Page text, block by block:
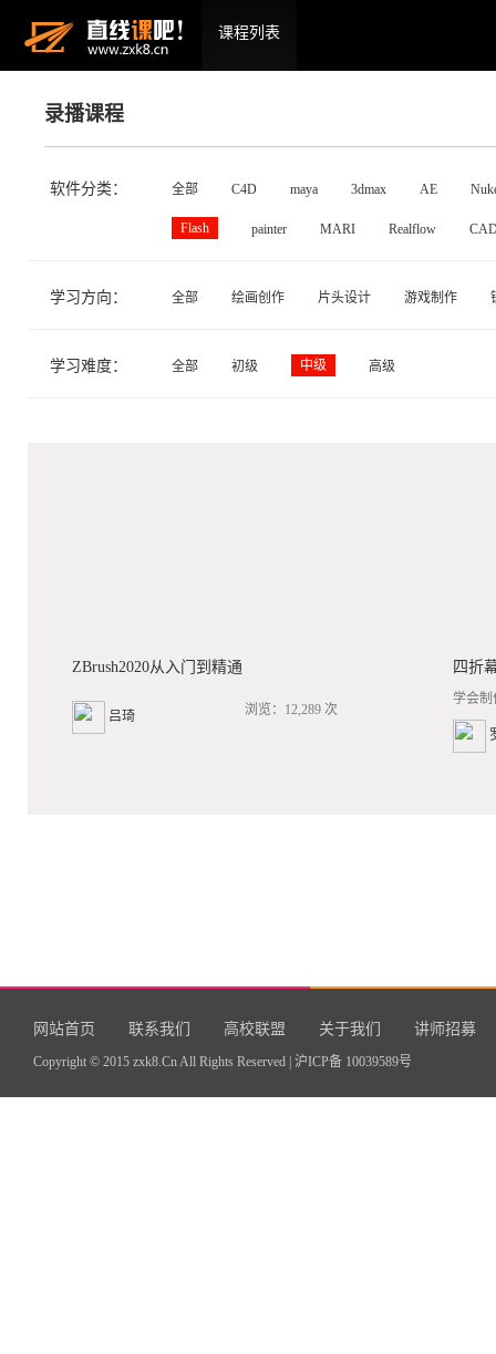
课程列表
录播课程
软件分类： 全部 C4D maya 3dmax AE
Flash painter MARI Realflow
学习方向： 全部 绘画创作 片头设计 游戏制作
学习难度： 全部 初级 中级 高级
ZBrush2020从入门到精通
吕琦 浏览：12,289 次
四折
学会制
网站首页 联系我们 高校联盟 关于我们 讲师招募
Copyright © 2015 zxk8.Cn All Rights Reserved | 沪ICP备 10039589号